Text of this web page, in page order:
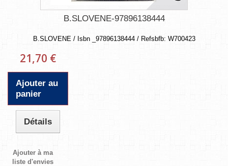
B.SLOVENE-97896138444
B.SLOVENE / Isbn _97896138444 / Refsbfb: W700423
21,70 €
Ajouter au
panier
Détails
Ajouter à ma
liste d'envies